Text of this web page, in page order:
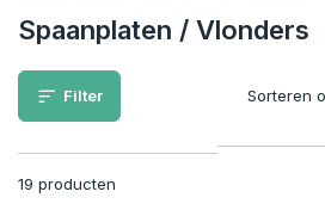
Spaanplaten / Vlonders
Filter
19 producten
Sorteren